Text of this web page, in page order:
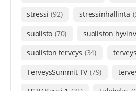
stressi (92) stressinhallinta
suolisto (70) suoliston
suoliston terveys (34) terveys
TerveysSummit TV (79)